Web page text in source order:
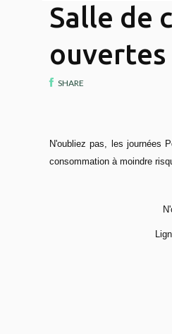
Salle de
ouvertes
SHARE
N'oubliez pas, les journées
consommation à moindre